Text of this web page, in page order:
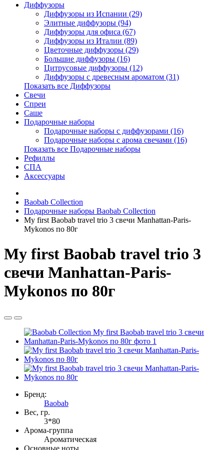
Диффузоры
Диффузоры из Испании (29)
Элитные диффузоры (94)
Диффузоры для офиса (67)
Диффузоры из Италии (89)
Цветочные диффузоры (29)
Большие диффузоры (16)
Цитрусовые диффузоры (12)
Диффузоры с древесным ароматом (31)
Показать все Диффузоры
Свечи
Спреи
Саше
Подарочные наборы
Подарочные наборы с диффузорами (16)
Подарочные наборы с арома свечами (16)
Показать все Подарочные наборы
Рефиллы
СПА
Аксессуары
Baobab Collection
Подарочные наборы Baobab Collection
My first Baobab travel trio 3 свечи Manhattan-Paris-
Mykonos по 80г
My first Baobab travel trio 3
свечи Manhattan-Paris-
Mykonos по 80г
Бренд:
Baobab
Вес, гр.
3*80
Арома-группа
Ароматическая
Основные ноты